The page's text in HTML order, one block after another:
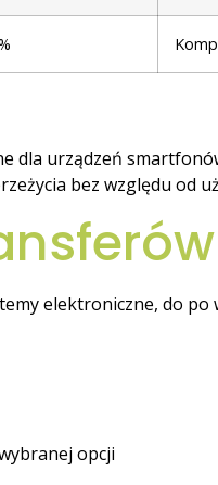
dla urządzeń
bez względu od
elektroniczne, do po
opcji